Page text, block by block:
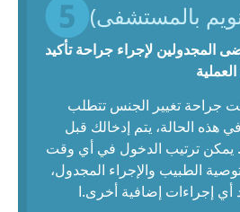
بالمستشفى)
المجدولين لإجراء جراحة تأكيد
جراحة تغيير الجنس تتطلب
هذه الحالة، يتم إدخالك قبل
يمكن ترتيب الدخول في أي وقت
الطبيب والإجراء المجدول،
إجراءات إضافية أخرى.ا